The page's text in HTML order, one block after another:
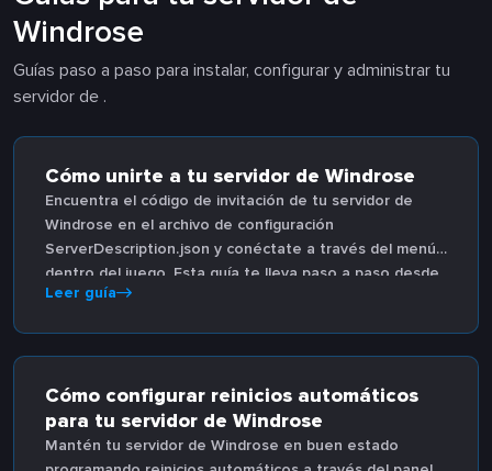
Windrose
Guías paso a paso para instalar, configurar y administrar tu
servidor de .
Cómo unirte a tu servidor de Windrose
Encuentra el código de invitación de tu servidor de
Windrose en el archivo de configuración
ServerDescription.json y conéctate a través del menú
dentro del juego. Esta guía te lleva paso a paso desde
iniciar sesión en el panel hasta unirte a tu servidor.
Leer guía
Cómo configurar reinicios automáticos
para tu servidor de Windrose
Mantén tu servidor de Windrose en buen estado